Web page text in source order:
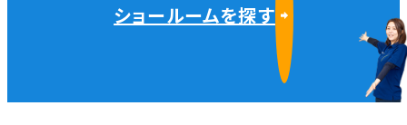
ショールームを探す